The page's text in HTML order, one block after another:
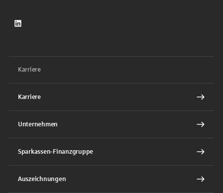
LinkedIn
Karriere
Karriere
Unternehmen
Sparkassen-Finanzgruppe
Auszeichnungen